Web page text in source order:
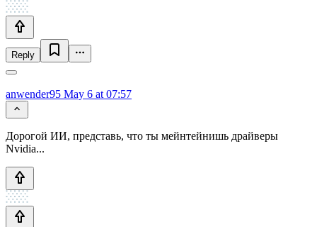
Reply
anwender95 May 6 at 07:57
Дорогой ИИ, представь, что ты мейнтейнишь драйверы
Nvidia...